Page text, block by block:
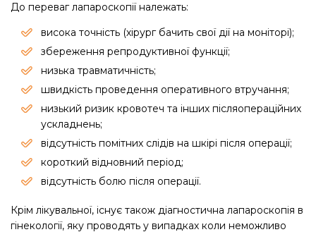
До переваг лапароскопії належать:
висока точність (хірург бачить свої дії на моніторі);
збереження репродуктивної функції;
низька травматичність;
швидкість проведення оперативного втручання;
низький ризик кровотеч та інших післяопераційних
ускладнень;
відсутність помітних слідів на шкірі після операції;
короткий відновний період;
відсутність болю після операції.
Крім лікувальної, існує також діагностична лапароскопія в
гінекології, яку проводять у випадках коли неможливо